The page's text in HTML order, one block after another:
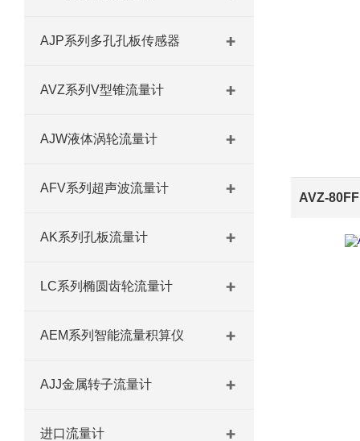
AJP系列多孔孔板传感器
AVZ系列V型锥流量计
AJW液体涡轮流量计
AFV系列超声波流量计
AK系列孔板流量计
LC系列椭圆齿轮流量计
AEM系列智能流量积算仪
AJJ金属转子流量计
进口流量计